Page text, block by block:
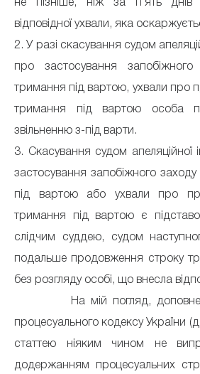
не пізніше, ніж за п’ять днів
відповідної ухвали, яка
2. У разі скасування судом
про застосування
тримання під вартою, ухвали про
тримання під вартою особа
звільненню з-під варти.
3. Скасування судом апеляційної
застосування запобіжного заходу
під вартою або ухвали про
тримання під вартою є
слідчим суддею, судом
подальше продовження строку
без розгляду особі, що внесла
На мій погляд,
процесуального кодексу України
статтею ніяким чином не
додержанням процесуальних